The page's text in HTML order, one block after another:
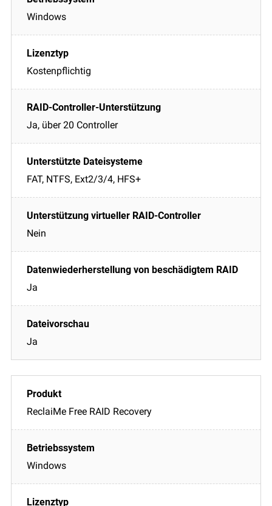
Windows
Kostenpflichtig
Ja, über 20 Controller
FAT, NTFS, Ext2/3/4, HFS+
Nein
Ja
Ja
ReclaiMe Free RAID Recovery
Windows